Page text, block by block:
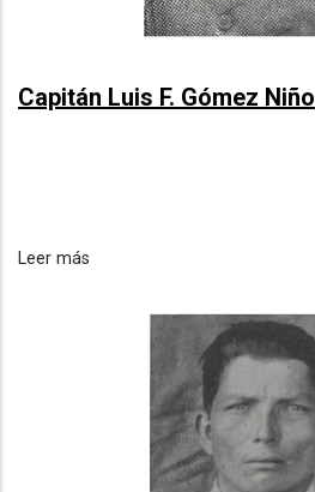
Capitán Luis F. Gómez Niño
Leer más